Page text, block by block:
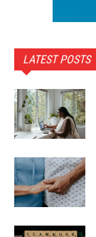
LATEST POSTS